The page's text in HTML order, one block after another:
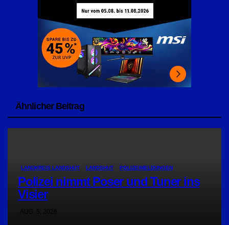
Ähnlicher Beitrag
LANDKREIS LANDSHUT LANDSHUT POLIZEIMELDUNGEN
Polizei nimmt Poser und Tuner ins
Visier